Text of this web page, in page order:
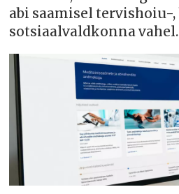
abi saamisel tervishoiu-
sotsiaalvaldkonna vahel.